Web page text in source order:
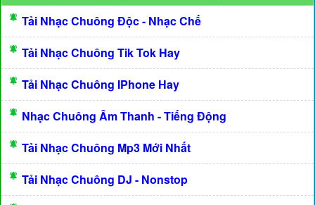
Tải Nhạc Chuông Độc - Nhạc Chế
Tải Nhạc Chuông Tik Tok Hay
Tải Nhạc Chuông IPhone Hay
Nhạc Chuông Âm Thanh - Tiếng Động
Tải Nhạc Chuông Mp3 Mới Nhất
Tải Nhạc Chuông DJ - Nonstop